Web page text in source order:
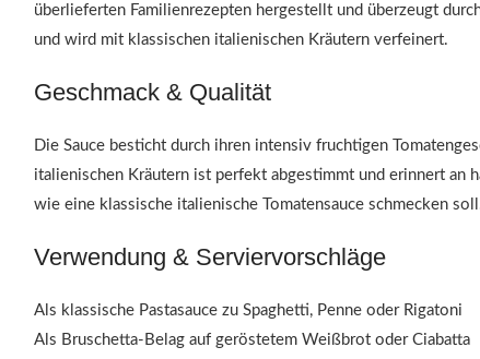
überlieferten Familienrezepten hergestellt und überzeugt
und wird mit klassischen italienischen Kräutern verfeinert.
Geschmack & Qualität
Die Sauce besticht durch ihren intensiv fruchtigen
italienischen Kräutern ist perfekt abgestimmt und erinnert an
wie eine klassische italienische Tomatensauce schmecken
Verwendung & Serviervorschläge
Als klassische Pastasauce zu Spaghetti, Penne oder Rigatoni
Als Bruschetta-Belag auf geröstetem Weißbrot oder Ciabatta